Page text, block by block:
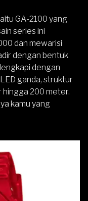
GA-2100 yang
series ini
dan mewarisi
dengan bentuk
dengan
ganda, struktur
hingga 200 meter.
kamu yang